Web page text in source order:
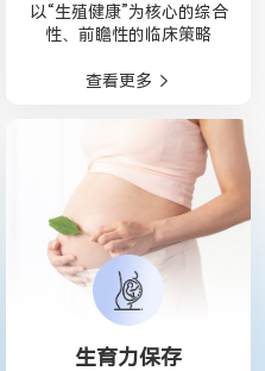
以“生殖健康”为核心的综合
性、前瞻性的临床策略
查看更多
生育力保存